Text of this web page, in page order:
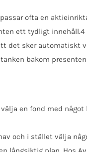
ofta en
ett tydligt innehåll.4
det sker automatiskt
bakom
en fond med
och i stället välja